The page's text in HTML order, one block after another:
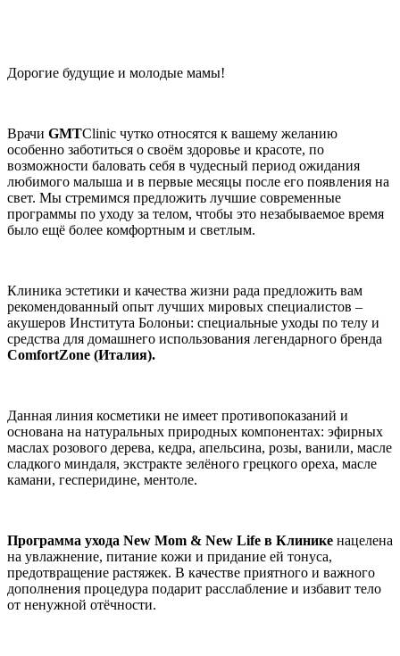
Дорогие будущие и молодые мамы!
Врачи GMTClinic чутко относятся к вашему желанию
особенно заботиться о своём здоровье и красоте, по
возможности баловать себя в чудесный период ожидания
любимого малыша и в первые месяцы после его появления на
свет. Мы стремимся предложить лучшие современные
программы по уходу за телом, чтобы это незабываемое время
было ещё более комфортным и светлым.
Клиника эстетики и качества жизни рада предложить вам
рекомендованный опыт лучших мировых специалистов –
акушеров Института Болоньи: специальные уходы по телу и
средства для домашнего использования легендарного бренда
ComfortZone (Италия).
Данная линия косметики не имеет противопоказаний и
основана на натуральных природных компонентах: эфирных
маслах розового дерева, кедра, апельсина, розы, ванили, масле
сладкого миндаля, экстракте зелёного грецкого ореха, масле
камани, гесперидине, ментоле.
Программа ухода New Mom & New Life в Клинике нацелена
на увлажнение, питание кожи и придание ей тонуса,
предотвращение растяжек. В качестве приятного и важного
дополнения процедура подарит расслабление и избавит тело
от ненужной отёчности.